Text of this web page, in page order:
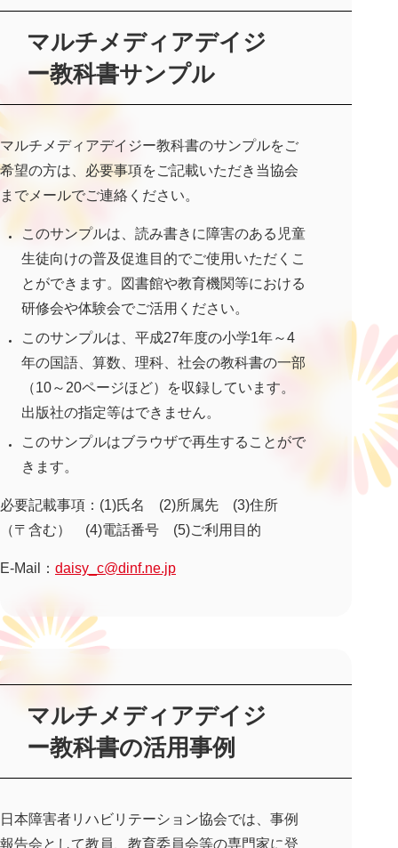
マルチメディアデイジ
ー教科書サンプル
マルチメディアデイジー教科書のサンプルをご
希望の方は、必要事項をご記載いただき当協会
までメールでご連絡ください。
このサンプルは、読み書きに障害のある児童
生徒向けの普及促進目的でご使用いただくこ
とができます。図書館や教育機関等における
研修会や体験会でご活用ください。
このサンプルは、平成27年度の小学1年～4
年の国語、算数、理科、社会の教科書の一部
（10～20ページほど）を収録しています。
出版社の指定等はできません。
このサンプルはブラウザで再生することがで
きます。
必要記載事項：(1)氏名 (2)所属先 (3)住所
（〒含む） (4)電話番号 (5)ご利用目的
E-Mail： daisy_c@dinf.ne.jp
マルチメディアデイジ
ー教科書の活用事例
日本障害者リハビリテーション協会では、事例
報告会として教員、教育委員会等の専門家に登